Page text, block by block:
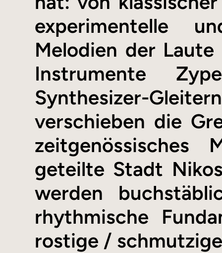
experimentelle
Melodien der
Instrumente
Synthesizer-
verschieben die
zeitgenössisches
geteilte Stadt
werden
rhythmische
rostige /